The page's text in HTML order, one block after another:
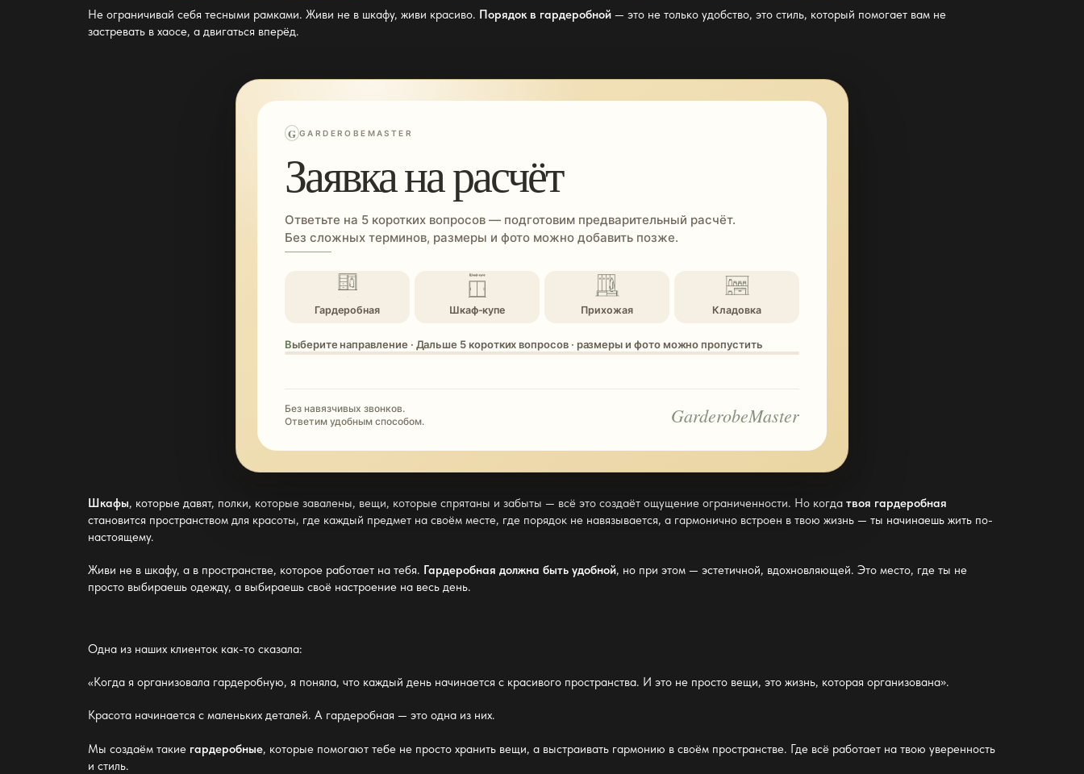
Не ограничивай себя тесными рамками. Живи не в шкафу, живи красиво. Порядок в гардеробной— это не только удобство, это стиль, который помогает вам не
застревать в хаосе, а двигаться вперёд.
G GARDEROBEMASTER
Заявка на расчёт
Ответьте на 5 коротких вопросов — подготовим предварительный расчёт.
Без сложных терминов, размеры и фото можно добавить позже.
Гардеробная Шкаф-купе Прихожая Кладовка
Выберите направление · Дальше 5 коротких вопросов · размеры и фото можно пропустить
Без навязчивых звонков.
Ответим удобным способом.
GarderobeMaster
Шкафы, которые давят, полки, которые завалены, вещи, которые спрятаны и забыты — всё это создаёт ощущение ограниченности. Но когдатвоя гардеробная
становится пространством для красоты, где каждый предмет на своём месте, где порядок не навязывается, а гармонично встроен в твою жизнь — ты начинаешь жить по-
настоящему.
Живи не в шкафу, а в пространстве, которое работает на тебя. Гардеробная должна быть удобной, но при этом — эстетичной, вдохновляющей. Это место, где ты не
просто выбираешь одежду, а выбираешь своё настроение на весь день.
Одна из наших клиенток как-то сказала:
«Когда яорганизовала гардеробную, я поняла, что каждый день начинается с красивого пространства. И это не просто вещи, это жизнь, которая организована».
Красота начинается с маленьких деталей. А гардеробная — это одна из них.
Мы создаём такие гардеробные, которые помогают тебе не просто хранить вещи, а выстраивать гармонию в своём пространстве. Где всё работает на твою уверенность
и стиль.